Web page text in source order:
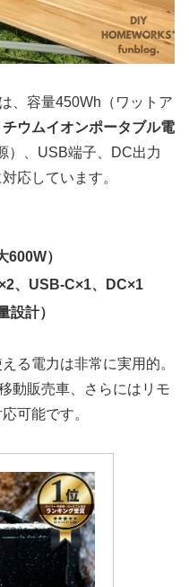
は、容量450Wh（ワットア
チウムイオンポータブル電
）、USB端子、DC出力
応しています。
600W）
、USB-C×1、DC×1
設計）
る電力は非常に実用的。
動販売車、さらにはリモ
可能です。